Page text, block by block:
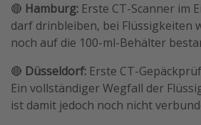
🔴 Hamburg: Erste CT-Scanner im
darf drinbleiben, bei Flüssigkeiten
noch auf die 100-ml-Behälter
🔴 Düsseldorf: Erste CT-
Ein vollständiger Wegfall der
ist damit jedoch noch nicht